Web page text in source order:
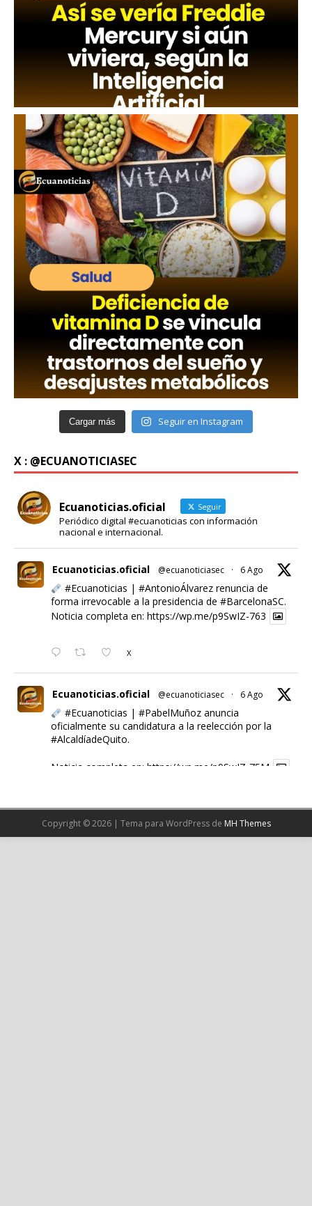
Cargar más Seguir en Instagram
X : @ECUANOTICIASEC
Ecuanoticias.oficial Seguir
Periódico digital #ecuanoticias con información
nacional e internacional.
Ecuanoticias.oficial @ecuanoticiasec · 6 Ago
#Ecuanoticias | #AntonioÁlvarezrenuncia de
forma irrevocable a la presidencia de #BarcelonaSC.
Noticia completa en: https://wp.me/p9SwIZ-763
X
Ecuanoticias.oficial @ecuanoticiasec · 6 Ago
#Ecuanoticias | #PabelMuñozanuncia
oficialmente su candidatura a la reelección por la
#AlcaldíadeQuito.
Noticia completa en: https://wp.me/p9SwIZ-75M
Cargar más
Copyright © 2026 | Tema para WordPress de MH Themes